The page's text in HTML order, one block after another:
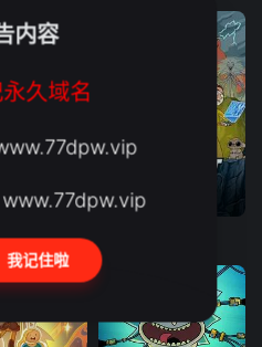
第8集
第二季
内容
久域名
www.77dpw.vip
我记住啦